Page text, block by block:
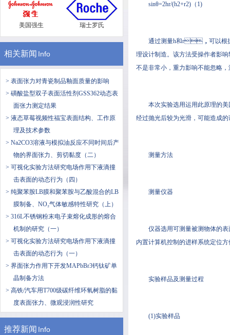
美国强生 瑞士罗氏
相关新闻 Info
> 表面张力对青瓷制品釉面质量的影响
> 磺酸盐型双子表面活性剂GSS362动态表
面张力测定结果
> 液态草莓视频性福宝表面结构、工作原
理及技术参数
> Na2CO3溶液与模拟油反应不同时间后产
物的界面张力、剪切黏度（二）
> 可视化实验方法研究电场作用下液滴撞
击表面的动态行为（四）
> 纯聚苯胺LB膜和聚苯胺与乙酸混合的LB
膜制备、NO₂气体敏感特性研究（上）
> 316L不锈钢粉末电子束熔化成形的熔合
机制的研究（一）
> 可视化实验方法研究电场作用下液滴撞
击表面的动态行为（一）
> 界面张力作用下开发MAPbBr3钙钛矿单
晶制备方法
> 高铁/汽车用T700级碳纤维环氧树脂的黏
度表面张力、微观浸润性研究
推荐新闻 Info
sinθ=2hr/(h2+r2)（1)
通过测量h和r，可以根
理设计制造。该方法受操作者影响
不是非常小，重力影响不能忽略
本次实验选用运用此原理的美国
经过抛光后较为光滑，可能造成的误
测量方法
测量仪器
仪器选用可测量被测物体的表面
内置计算机控制的进样系统定位方
实验样品及测量过程
(1)实验样品